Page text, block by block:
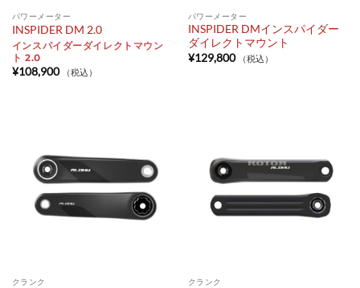
パワーメーター
INSPIDER DM 2.0
インスパイダーダイレクトマウン
ト 2.0
¥108,900 （税込）
パワーメーター
INSPIDER DMインスパイダー
ダイレクトマウント
¥129,800 （税込）
クランク クランク